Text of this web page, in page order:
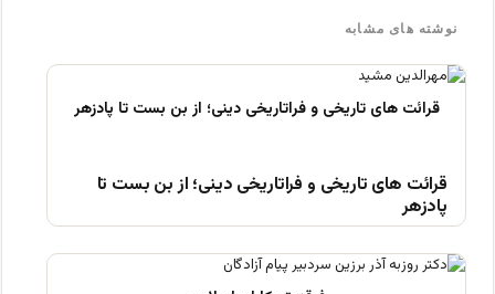
نوشته های مشابه
قرائت های تاریخی و فراتاریخی دینی؛ از بن بست تا
پادزهر